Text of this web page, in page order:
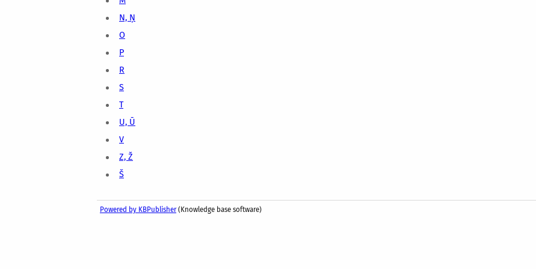
N, Ņ
O
P
R
S
T
U, Ū
V
Z, Ž
Š
Powered by KBPublisher (Knowledge base software)